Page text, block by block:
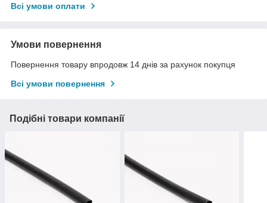
Всі умови оплати
Умови повернення
Повернення товару впродовж 14 днів за рахунок покупця
Всі умови повернення
Подібні товари компанії